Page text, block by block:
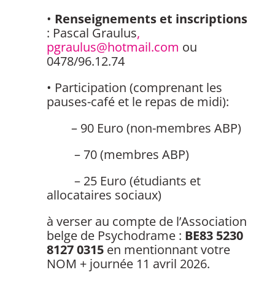
• Renseignements et inscriptions
: Pascal Graulus,
pgraulus@hotmail.com ou
0478/96.12.74
• Participation (comprenant les
pauses-café et le repas de midi):
– 90 Euro (non-membres ABP)
– 70 (membres ABP)
– 25 Euro (étudiants et
allocataires sociaux)
à verser au compte de l’Association
belge de Psychodrame : BE83 5230
8127 0315en mentionnant votre
NOM + journée 11 avril 2026.